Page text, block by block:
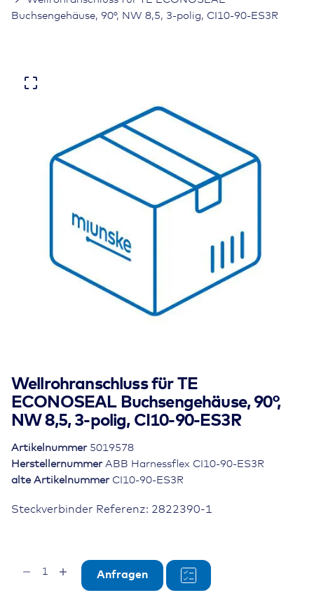
Buchsengehäuse, 90°, NW 8,5, 3-polig, CI10-90-ES3R
Wellrohranschluss für TE
ECONOSEAL Buchsengehäuse, 90°,
NW 8,5, 3-polig, CI10-90-ES3R
alte Artikelnummer CI10-90-ES3R
Herstellernummer ABB Harnessflex CI10-90-ES3R
Artikelnummer 5019578
Steckverbinder Referenz: 2822390-1
Wellrohranschluss
Anfragen